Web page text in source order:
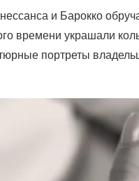
и Барокко
времени украшали
портреты